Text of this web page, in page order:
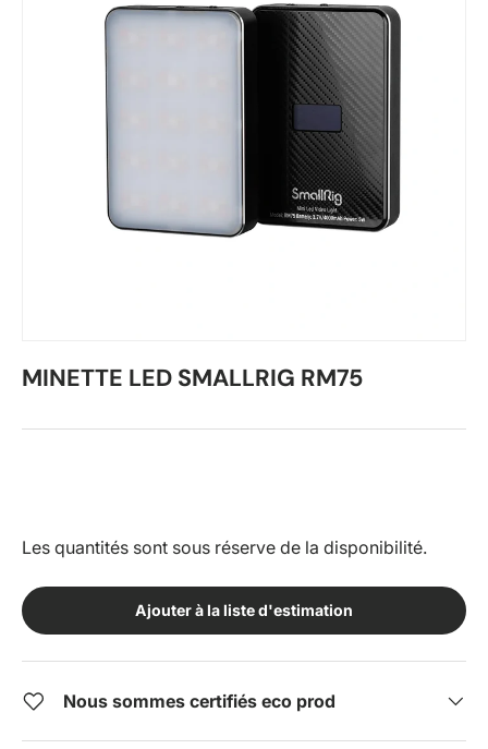
MINETTE LED SMALLRIG RM75
Les quantités sont sous réserve de la disponibilité.
Ajouter à la liste d'estimation
Nous sommes certifiés eco prod